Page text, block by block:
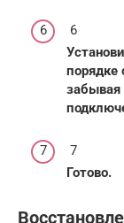
6
порядке
забывая
7
Готово.